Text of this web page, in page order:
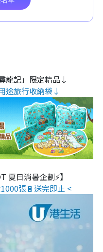
龍記」限定精品↓
途旅行收納袋↓
夏日消暑企劃⚡】
張🔋送完即止 <